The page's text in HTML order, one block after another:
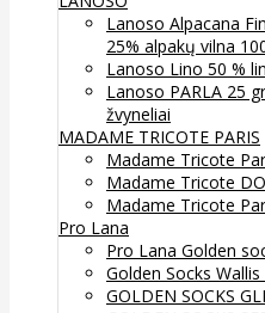
Lanoso Alpacana
25% alpakų vilna
Lanoso Lino 50 %
Lanoso PARLA 25
žvyneliai
MADAME TRICOTE PARIS
Madame Tricote
Madame Tricote
Madame Tricote
Pro Lana
Pro Lana Golden
Golden Socks
GOLDEN SOCKS